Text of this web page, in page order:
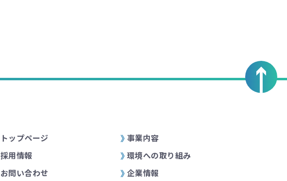
トップページ
事業内容
採用情報
環境への取り組み
お問い合わせ
企業情報